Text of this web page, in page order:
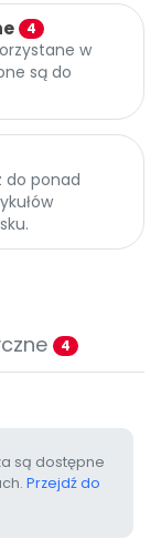
4
w
są do
do ponad
4
są dostępne
Przejdź do